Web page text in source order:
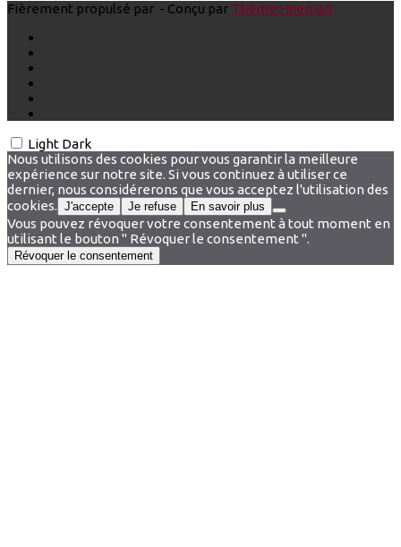
Fièrement propulsé par - Conçu par Thème Hueman
Light Dark
Nous utilisons des cookies pour vous garantir la meilleure
expérience sur notre site. Si vous continuez à utiliser ce
dernier, nous considérerons que vous acceptez l'utilisation des
cookies. J'accepte Je refuse En savoir plus
Vous pouvez révoquer votre consentement à tout moment en
utilisant le bouton " Révoquer le consentement ".
Révoquer le consentement